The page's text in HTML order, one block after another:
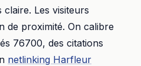
Les visiteurs
de proximité. On calibre
76700, des citations
netlinking Harfleur